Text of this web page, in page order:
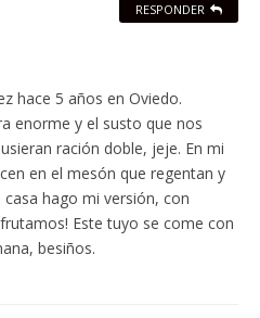
hace 5 años en Oviedo.
enorme y el susto que nos
ración doble, jeje. En mi
en el mesón que regentan y
hago mi versión, con
Este tuyo se come con
besiños.
RESPONDER